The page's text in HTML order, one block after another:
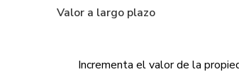
Valor a largo plazo
Incrementa el valor de la